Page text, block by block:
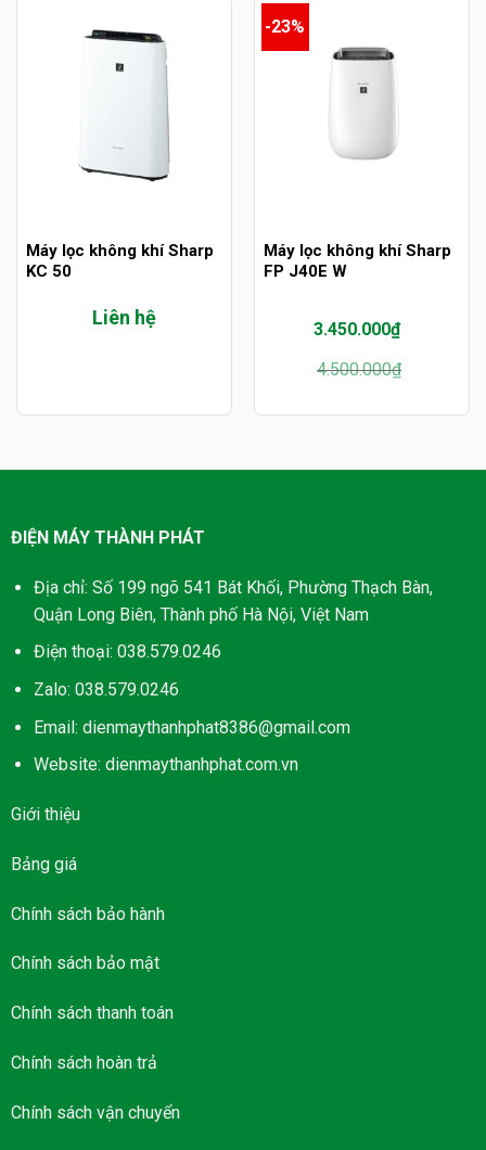
Máy lọc không khí Sharp
KC 50
Liên hệ
-23%
Máy lọc không khí Sharp
FP J40E W
4.500.000₫
Giá
gốc
4.500.000₫.
3.450.000₫
Giá
hiện
là:
ĐIỆN MÁY THÀNH PHÁT
Địa chỉ: Số 199 ngõ 541 Bát Khối, Phường Thạch Bàn,
Quận Long Biên, Thành phố Hà Nội, Việt Nam
Điện thoại: 038.579.0246
Zalo: 038.579.0246
Email: dienmaythanhphat8386@gmail.com
Website: dienmaythanhphat.com.vn
Giới thiệu
Bảng giá
Chính sách bảo hành
Chính sách bảo mật
Chính sách thanh toán
Chính sách hoàn trả
Chính sách vận chuyển